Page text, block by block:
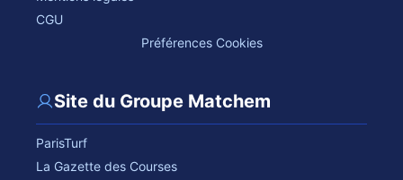
CGU
Préférences Cookies
Site du Groupe Matchem
ParisTurf
La Gazette des Courses